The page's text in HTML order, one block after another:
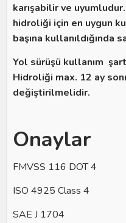
karışabilir ve
hidroliği için en uygun
başına kullanıldığında
Yol sürüşü kullanım
Hidroliği max. 12 ay
değiştirilmelidir.
Onaylar
FMVSS 116 DOT 4
ISO 4925 Class 4
SAE J 1704